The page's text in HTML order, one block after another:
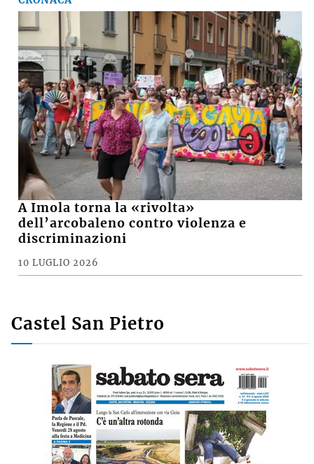
A Imola torna la «rivolta»
dell’arcobaleno contro violenza e
discriminazioni
10 LUGLIO 2026
Castel San Pietro